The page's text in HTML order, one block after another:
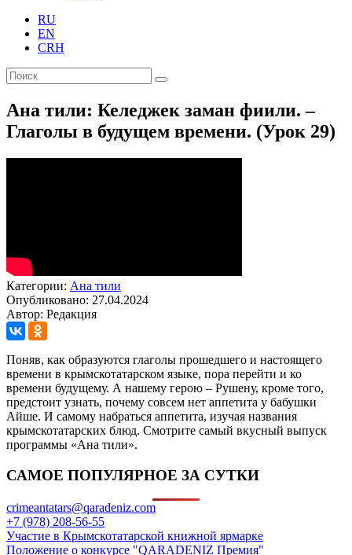
RU
EN
CRH
Ана тили: Келеджек заман фиили. –
Глаголы в будущем времени. (Урок 29)
Категории: Ана тили
Опубликовано: 27.04.2024
Автор: Редакция
Поняв, как образуются глаголы прошедшего и настоящего
времени в крымскотатарском языке, пора перейти и ко
времени будущему. А нашему герою – Рушену, кроме того,
предстоит узнать, почему совсем нет аппетита у бабушки
Айше. И самому набраться аппетита, изучая названия
крымскотатарских блюд. Смотрите самый вкусный выпуск
программы «Ана тили».
САМОЕ ПОПУЛЯРНОЕ ЗА СУТКИ
crimeantatars@qaradeniz.com
+7 (978) 208-56-55
Участие в Крымскотатарской книжной ярмарке
Положение о конкурсе "QARADENIZ Премия"